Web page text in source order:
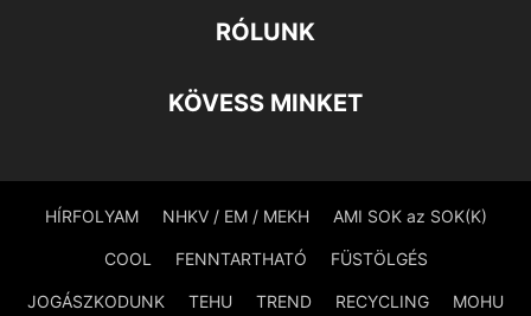
RÓLUNK
KÖVESS MINKET
HÍRFOLYAM NHKV / EM / MEKH AMI SOK az SOK(K)
COOL FENNTARTHATÓ FÜSTÖLGÉS
JOGÁSZKODUNK TEHU TREND RECYCLING MOHU